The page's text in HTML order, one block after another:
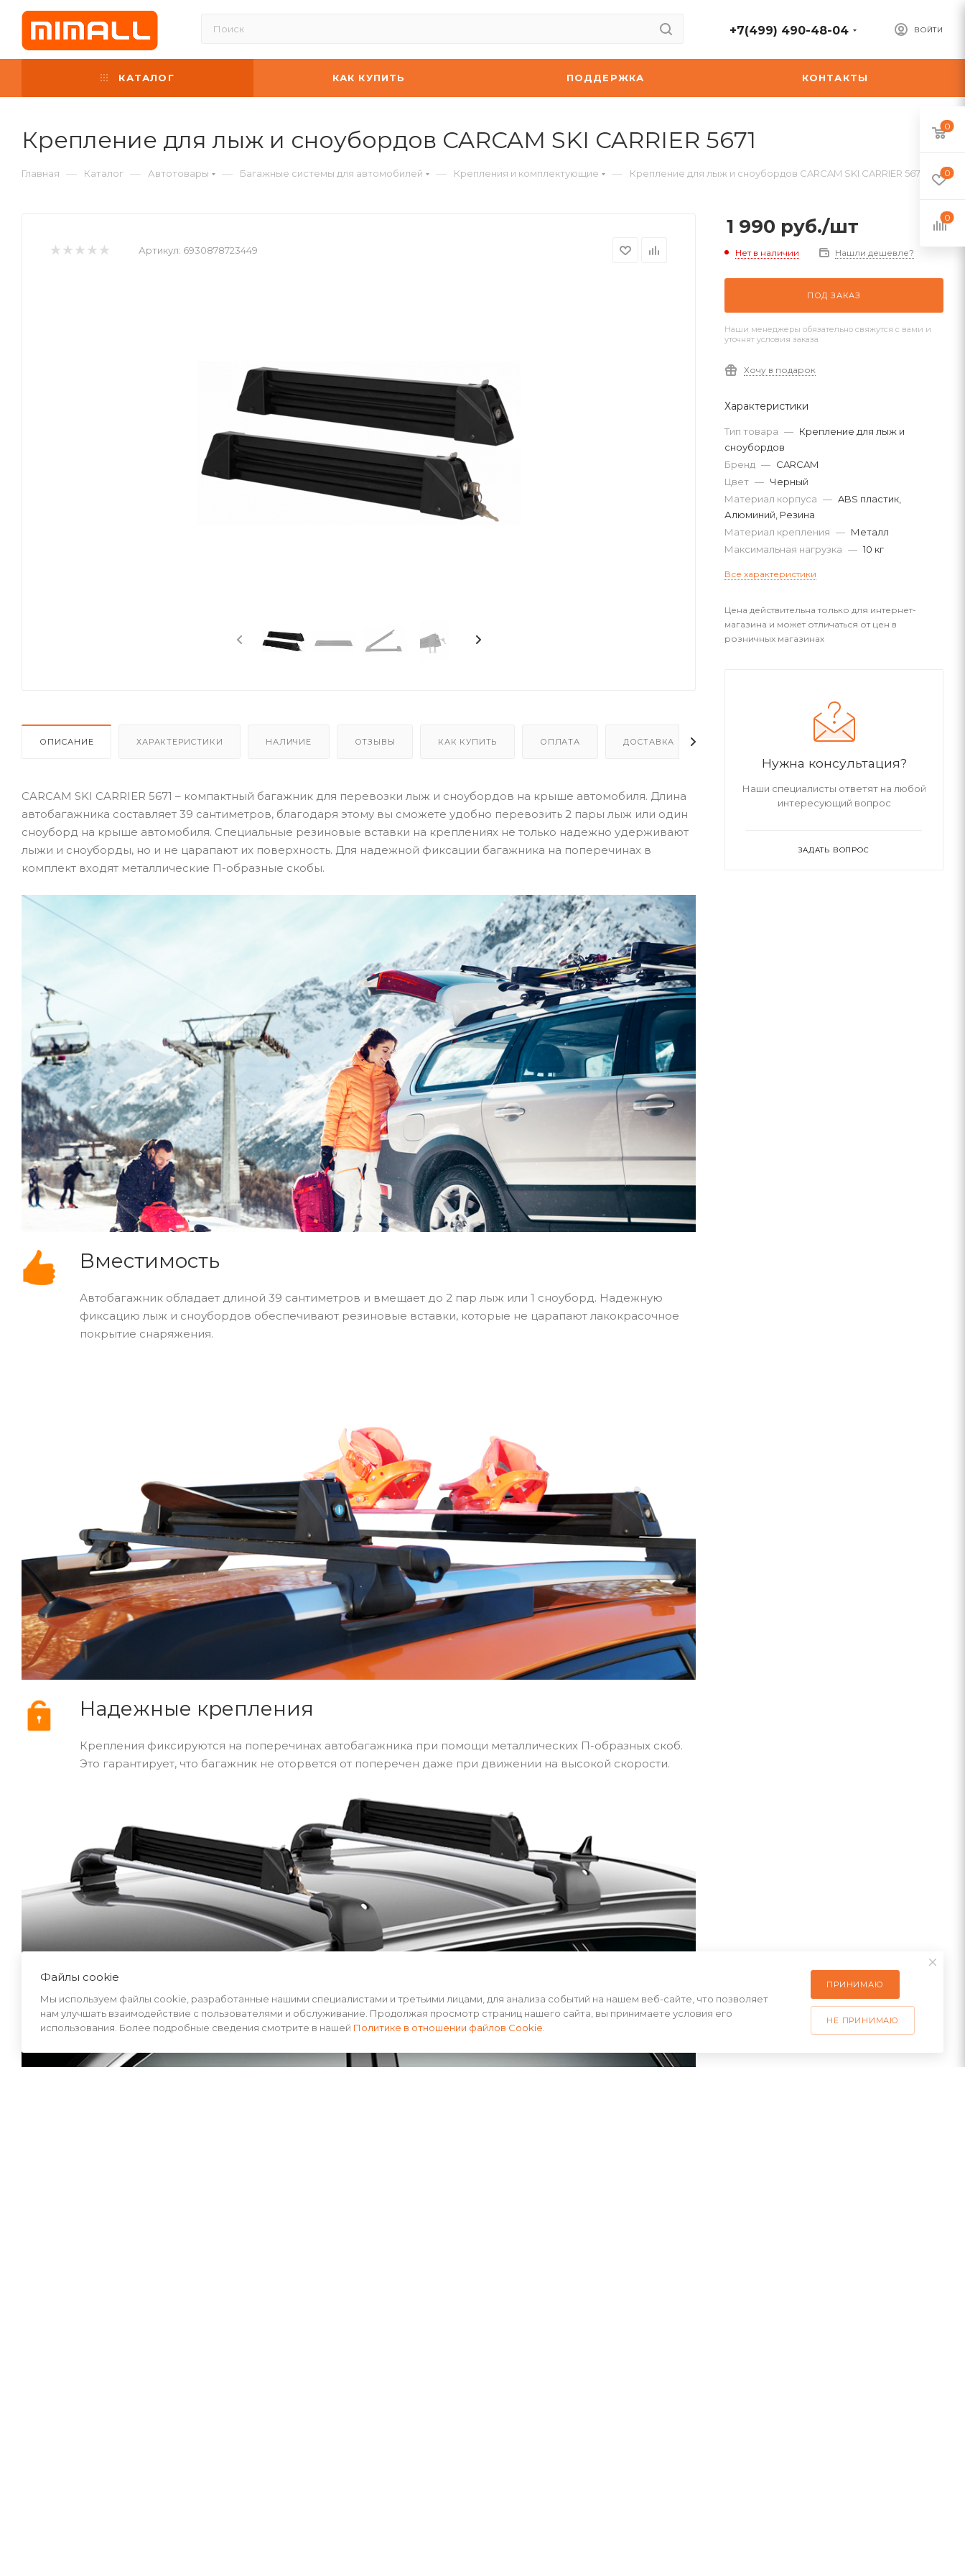
ВОЙТИ
+7(499) 490-48-04
КАТАЛОГ КАК КУПИТЬ ПОДДЕРЖКА КОНТАКТЫ
Крепление для лыж и сноубордов CARCAM SKI CARRIER 5671
Главная — Каталог — Автотовары — Багажные системы для автомобилей — Крепления и комплектующие — Крепление для лыж и сноубордов CARCAM SKI CARRIER 5671
Артикул: 6930878723449
ОПИСАНИЕ ХАРАКТЕРИСТИКИ НАЛИЧИЕ ОТЗЫВЫ КАК КУПИТЬ ОПЛАТА ДОСТАВКА
CARCAM SKI CARRIER 5671 – компактный багажник для перевозки лыж и сноубордов на крыше автомобиля. Длина
автобагажника составляет 39 сантиметров, благодаря этому вы сможете удобно перевозить 2 пары лыж или один
сноуборд на крыше автомобиля. Специальные резиновые вставки на креплениях не только надежно удерживают
лыжи и сноуборды, но и не царапают их поверхность. Для надежной фиксации багажника на поперечинах в
комплект входят металлические П-образные скобы.
Вместимость
Автобагажник обладает длиной 39 сантиметров и вмещает до 2 пар лыж или 1 сноуборд. Надежную
фиксацию лыж и сноубордов обеспечивают резиновые вставки, которые не царапают лакокрасочное
покрытие снаряжения.
Надежные крепления
Крепления фиксируются на поперечинах автобагажника при помощи металлических П-образных скоб.
Это гарантирует, что багажник не оторвется от поперечен даже при движении на высокой скорости.
1 990 руб./шт
Нет в наличии Нашли дешевле?
ПОД ЗАКАЗ
Наши менеджеры обязательно свяжутся с вами и
уточнят условия заказа
Хочу в подарок
Характеристики
Тип товара — Крепление для лыж и
сноубордов
Бренд — CARCAM
Цвет — Черный
Материал корпуса — ABS пластик,
Алюминий, Резина
Материал крепления — Металл
Максимальная нагрузка — 10 кг
Все характеристики
Цена действительна только для интернет-
магазина и может отличаться от цен в
розничных магазинах
Нужна консультация?
Наши специалисты ответят на любой
интересующий вопрос
ЗАДАТЬ ВОПРОС
0
0
0
Файлы cookie
Мы используем файлы cookie, разработанные нашими специалистами и третьими лицами, для анализа событий на нашем веб-сайте, что позволяет
нам улучшать взаимодействие с пользователями и обслуживание. Продолжая просмотр страниц нашего сайта, вы принимаете условия его
использования. Более подробные сведения смотрите в нашей Политике в отношении файлов Cookie
ПРИНИМАЮ
НЕ ПРИНИМАЮ